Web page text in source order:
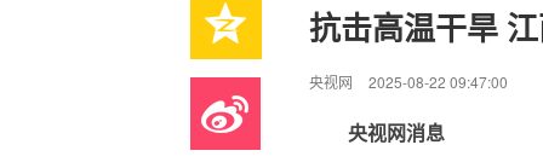
抗击高温干旱
央视网 2025-08-22 09:47:00
央视网消息